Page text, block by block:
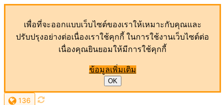
เพื่อที่จะออกแบบเว็บไซต์ของเราให้เหมาะกับคุณและ
ปรับปรุงอย่างต่อเนื่องเราใช้คุกกี้ ในการใช้งานเว็บไซต์ต่อ
เนื่องคุณยินยอมให้มีการใช้คุกกี้
ข้อมูลเพิ่มเติม
OK
136